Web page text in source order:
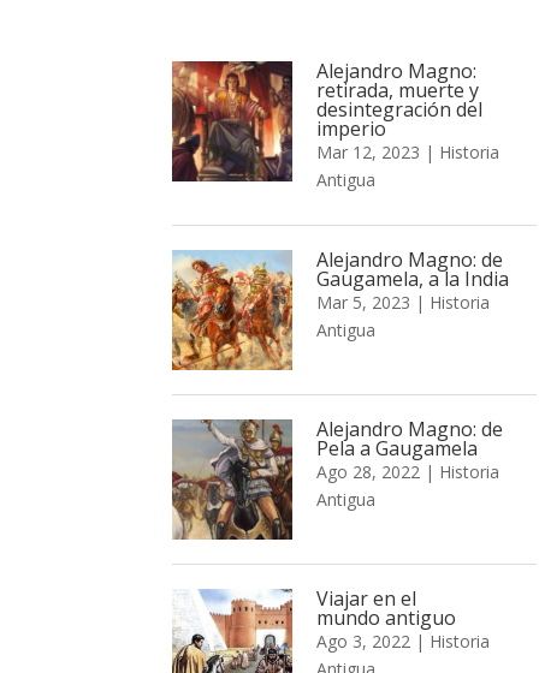
Alejandro Magno:
retirada, muerte y
desintegración del
imperio
Mar 12, 2023 | Historia
Antigua
Alejandro Magno: de
Gaugamela, a la India
Mar 5, 2023 | Historia
Antigua
Alejandro Magno: de
Pela a Gaugamela
Ago 28, 2022 | Historia
Antigua
Viajar en el
mundo antiguo
Ago 3, 2022 | Historia